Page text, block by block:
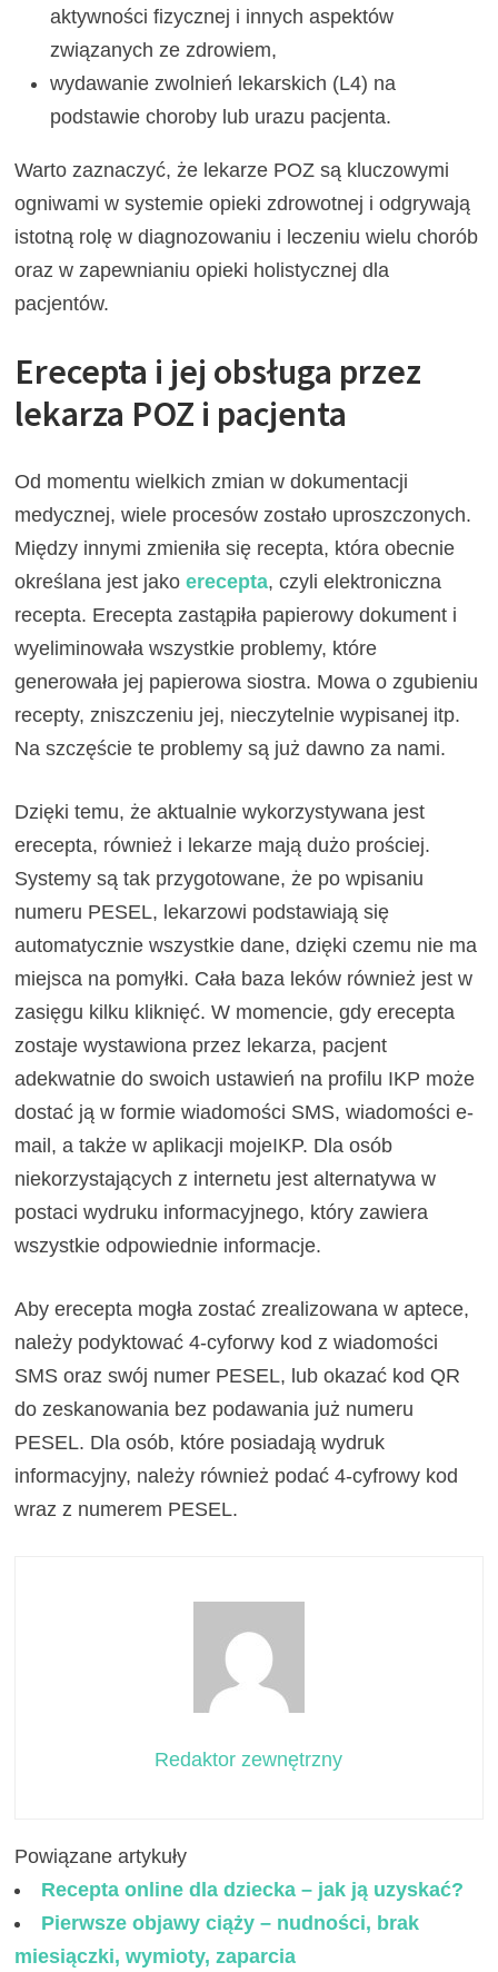
aktywności fizycznej i innych aspektów
związanych ze zdrowiem,
wydawanie zwolnień lekarskich (L4) na
podstawie choroby lub urazu pacjenta.
Warto zaznaczyć, że lekarze POZ są kluczowymi
ogniwami w systemie opieki zdrowotnej i odgrywają
istotną rolę w diagnozowaniu i leczeniu wielu chorób
oraz w zapewnianiu opieki holistycznej dla
pacjentów.
Erecepta i jej obsługa przez
lekarza POZ i pacjenta
Od momentu wielkich zmian w dokumentacji
medycznej, wiele procesów zostało uproszczonych.
Między innymi zmieniła się recepta, która obecnie
określana jest jakoerecepta, czyli elektroniczna
recepta. Erecepta zastąpiła papierowy dokument i
wyeliminowała wszystkie problemy, które
generowała jej papierowa siostra. Mowa o zgubieniu
recepty, zniszczeniu jej, nieczytelnie wypisanej itp.
Na szczęście te problemy są już dawno za nami.
Dzięki temu, że aktualnie wykorzystywana jest
erecepta, również i lekarze mają dużo prościej.
Systemy są tak przygotowane, że po wpisaniu
numeru PESEL, lekarzowi podstawiają się
automatycznie wszystkie dane, dzięki czemu nie ma
miejsca na pomyłki. Cała baza leków również jest w
zasięgu kilku kliknięć. W momencie, gdy erecepta
zostaje wystawiona przez lekarza, pacjent
adekwatnie do swoich ustawień na profilu IKP może
dostać ją w formie wiadomości SMS, wiadomości e-
mail, a także w aplikacji mojeIKP. Dla osób
niekorzystających z internetu jest alternatywa w
postaci wydruku informacyjnego, który zawiera
wszystkie odpowiednie informacje.
Aby erecepta mogła zostać zrealizowana w aptece,
należy podyktować 4-cyforwy kod z wiadomości
SMS oraz swój numer PESEL, lub okazać kod QR
do zeskanowania bez podawania już numeru
PESEL. Dla osób, które posiadają wydruk
informacyjny, należy również podać 4-cyfrowy kod
wraz z numerem PESEL.
Redaktor zewnętrzny
Powiązane artykuły
Recepta online dla dziecka – jak ją uzyskać?
Pierwsze objawy ciąży – nudności, brak
miesiączki, wymioty, zaparcia